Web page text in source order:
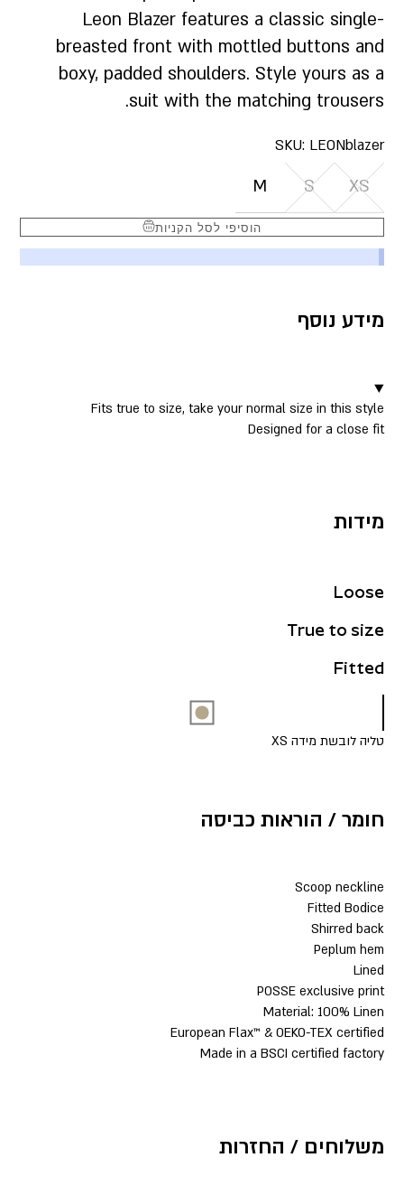
Leon Blazer features a classic single-
breasted front with mottled buttons and
boxy, padded shoulders. Style yours as a
suit with the matching trousers.
SKU: LEONblazer
XS
S
M
הוסיפי לסל הקניות
מידע נוסף
▼
Fits true to size, take your normal size in this style
Designed for a close fit
מידות
Loose
True to size
Fitted
טליה לובשת מידה XS
חומר / הוראות כביסה
Scoop neckline
Fitted Bodice
Shirred back
Peplum hem
Lined
POSSE exclusive print
Material: 100% Linen
European Flax™ & OEKO-TEX certified
Made in a BSCI certified factory
משלוחים / החזרות